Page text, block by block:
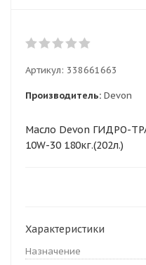
Артикул: 338661663
Производитель: Devon
Масло Devon ГИДРО-
10W-30 180кг.(202л.)
Характеристики
Назначение